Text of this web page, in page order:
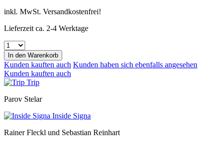
inkl. MwSt. Versandkostenfrei!
Lieferzeit ca. 2-4 Werktage
In den Warenkorb
Kunden kauften auch Kunden haben sich ebenfalls angesehen
Kunden kauften auch
Trip
Parov Stelar
Inside Signa
Rainer Fleckl und Sebastian Reinhart